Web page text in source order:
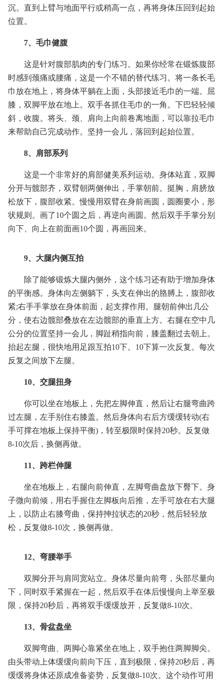
沉。直到上臂与地面平行或稍高一点，再将身体压回到起始
位置。
7、毛巾健腹
这是针对腹部肌肉的专门练习。如果你经常在锻炼腹部
时感到颈痛或腰痛，这是一个不错的替代练习。将一条长毛
巾放在地上，将身体平躺在上面，头部接近毛巾的一端。屈
膝，双脚平放在地上。双手各抓住毛巾的一角。下巴轻轻倾
斜，收腹。将头、颈、肩向上向前卷离地面，可以靠拉毛巾
来帮助自己完成动作。坚持一会儿，落回到起始位置。
8、肩部系列
这是一个非常好的肩部健美系列运动。身体站直，双脚
分开与髋部齐，双臂朝两侧伸出，手掌朝前。挺胸，肩膀放
松放下，腹部收紧。慢慢用双臂在身前画圆，圆圈要小，形
状规则。画了10个圆之后，再逆向画圆。然后双手手掌分别
向下、向上在前面画10个圆，再画回来。
9、大腿内侧互拍
除了能够锻炼大腿内侧外，这个练习还有助于增加身体
的平衡感。身体向左侧躺下，头支在伸出的胳膊上，腹部收
紧;右手手掌放在身体前面，起支撑作用。腿朝前伸出几公
分，使右边髋部叠放在左边髋部的垂直上方。右腿在空中几
公分的位置坚持一会儿，脚趾稍指向前，膝盖翻过去朝上。
抬起左腿，很快地用足跟互拍10下。10下算一次反复。每次
反复之间放下左腿。
10、交腿扭身
你可以坐在地板上，先把左脚伸直，然后让右腿弯曲跨
过左腿，左手别住右膝盖。然后身体向右后方缓缓转动(右
手可撑在地板上保持平衡)，转至极限时保持20秒。反复做
8-10次后，换侧再做。
11、跨栏伸腿
坐在地板上，右腿向前伸直，左脚弯曲盘放下臀下。身
子微向前倾，用右手握住左脚板向后推，左手可放在右大腿
上，以防止右膝弯曲，保持抻拉状态的20秒，然后轻轻放
松，反复做8-10次，换侧再做。
12、弯腰举手
双脚分开与肩同宽站立。身体尽量向前弯，头部尽量向
下，同时双手紧握在一起，然后双手在体后慢慢向上举至极
限，保持20秒后，再将双手缓缓放开，反复做8-10次。
13、骨盆盘坐
双脚弯曲、两脚心靠紧坐在地上，双手抱住两脚脚尖。
由头带动上体缓缓向前向下压，直到极限，保持20秒后，再
缓缓将身体还原成准备姿势，反复做8-10次。这个动作可用